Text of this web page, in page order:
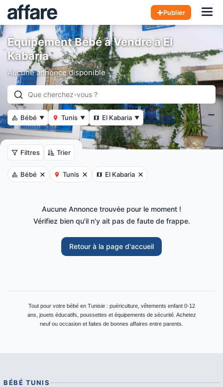
Publier
Équipement Bébé à Vendre à El
Kabaria
Aucune annonce disponible
Bébé ▼ Tunis ▼ El Kabaria ▼
Filtres Trier
Bébé Tunis El Kabaria
Aucune Annonce trouvée pour le moment !
Vérifiez bien qu'il n'y ait pas de faute de frappe.
Retour à la page d'accueil
Tout pour votre bébé en Tunisie : puériculture, vêtements enfant 0-12
ans, jouets éducatifs, poussettes et équipements de sécurité. Achetez
neuf ou occasion et faites de bonnes affaires entre parents.
BÉBÉ TUNIS